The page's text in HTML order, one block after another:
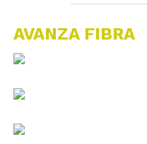
AVANZA FIBRA